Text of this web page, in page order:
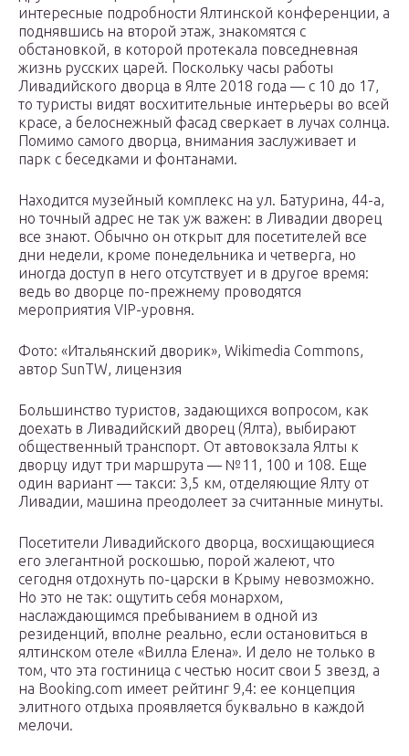
интересные подробности Ялтинской конференции, а
поднявшись на второй этаж, знакомятся с
обстановкой, в которой протекала повседневная
жизнь русских царей. Поскольку часы работы
Ливадийского дворца в Ялте 2018 года — с 10 до 17,
то туристы видят восхитительные интерьеры во всей
красе, а белоснежный фасад сверкает в лучах солнца.
Помимо самого дворца, внимания заслуживает и
парк с беседками и фонтанами.
Находится музейный комплекс на ул. Батурина, 44-а,
но точный адрес не так уж важен: в Ливадии дворец
все знают. Обычно он открыт для посетителей все
дни недели, кроме понедельника и четверга, но
иногда доступ в него отсутствует и в другое время:
ведь во дворце по-прежнему проводятся
мероприятия VIP-уровня.
Фото: «Итальянский дворик», Wikimedia Commons,
автор SunTW, лицензия
Большинство туристов, задающихся вопросом, как
доехать в Ливадийский дворец (Ялта), выбирают
общественный транспорт. От автовокзала Ялты к
дворцу идут три маршрута — №11, 100 и 108. Еще
один вариант — такси: 3,5 км, отделяющие Ялту от
Ливадии, машина преодолеет за считанные минуты.
Посетители Ливадийского дворца, восхищающиеся
его элегантной роскошью, порой жалеют, что
сегодня отдохнуть по-царски в Крыму невозможно.
Но это не так: ощутить себя монархом,
наслаждающимся пребыванием в одной из
резиденций, вполне реально, если остановиться в
ялтинском отеле «Вилла Елена». И дело не только в
том, что эта гостиница с честью носит свои 5 звезд, а
на Booking.com имеет рейтинг 9,4: ее концепция
элитного отдыха проявляется буквально в каждой
мелочи.